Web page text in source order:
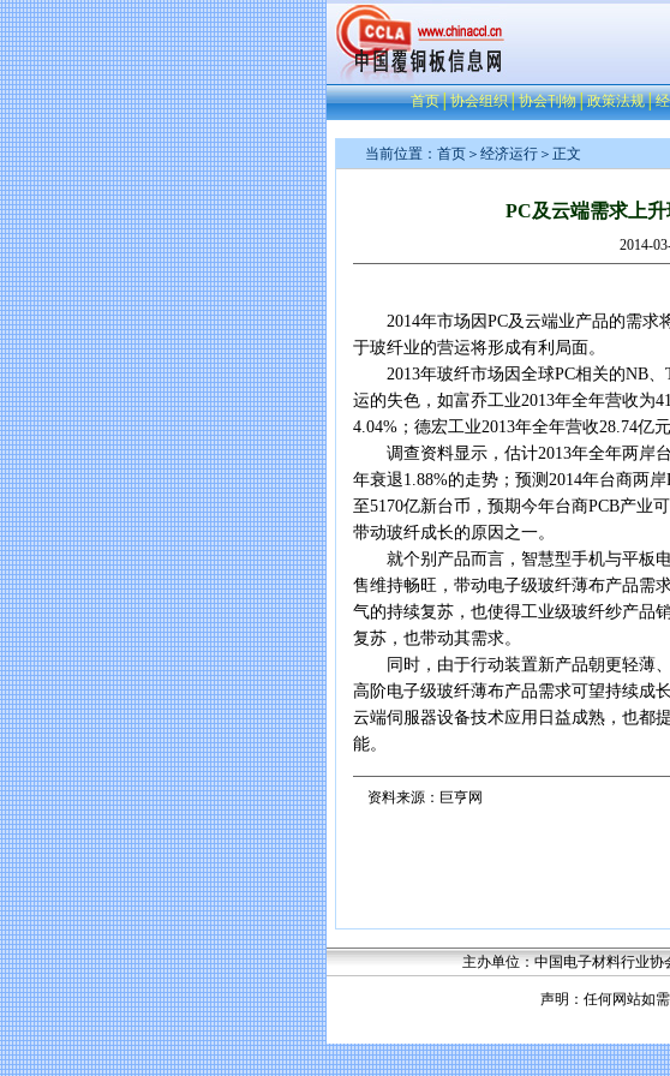
首页│协会组织│协会刊物│政策法规│
当前位置： 首页 ＞ 经济运行 ＞正文
PC及云端需求上
2014-
2014年市场因PC及云端业产品的需求
于玻纤业的营运将形成有利局面。
2013年玻纤市场因全球PC相关的NB、
运的失色，如富乔工业2013年全年营收为
4.04%；德宏工业2013年全年营收28.74亿
调查资料显示，估计2013年全年两岸台
年衰退1.88%的走势；预测2014年台商两
至5170亿新台币，预期今年台商PCB产业
带动玻纤成长的原因之一。
就个别产品而言，智慧型手机与平板电
售维持畅旺，带动电子级玻纤薄布产品需
气的持续复苏，也使得工业级玻纤纱产品
复苏，也带动其需求。
同时，由于行动装置新产品朝更轻薄、
高阶电子级玻纤薄布产品需求可望持续成
云端伺服器设备技术应用日益成熟，也都
能。
资料来源：巨亨网
主办单位：中国电子材料行业
声明：任何网站如